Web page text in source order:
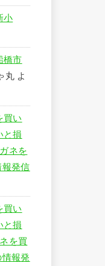
小
橋市
丸 よ
買い
と損
ネを
発信
買い
と損
を買
報発